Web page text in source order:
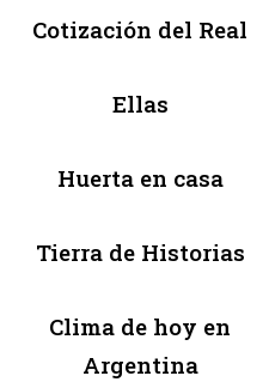
Cotización del Real
Ellas
Huerta en casa
Tierra de Historias
Clima de hoy en
Argentina